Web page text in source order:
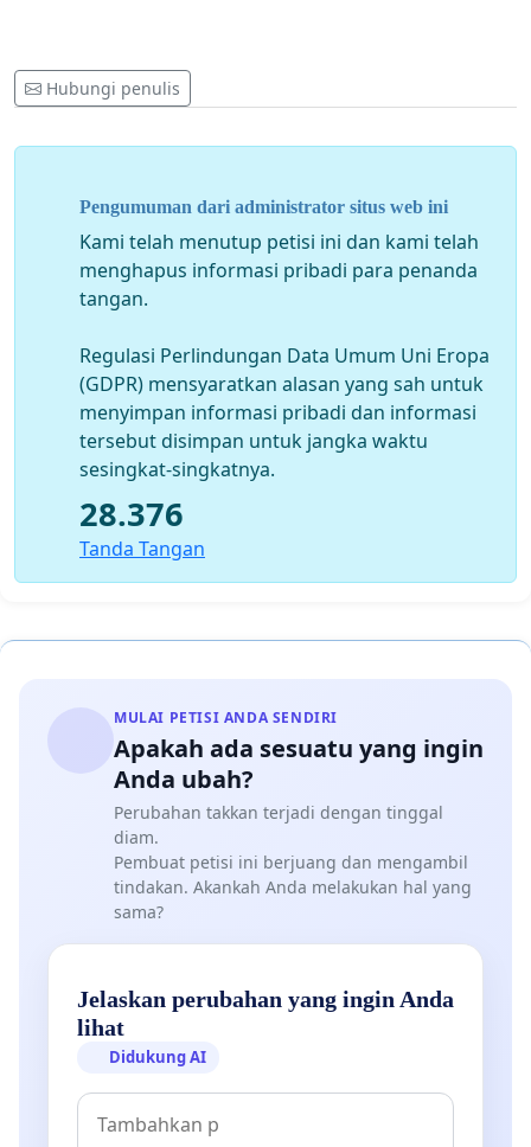
Hubungi penulis
Pengumuman dari administrator situs web ini
Kami telah menutup petisi ini dan kami telah
menghapus informasi pribadi para penanda
tangan.
Regulasi Perlindungan Data Umum Uni Eropa
(GDPR) mensyaratkan alasan yang sah untuk
menyimpan informasi pribadi dan informasi
tersebut disimpan untuk jangka waktu
sesingkat-singkatnya.
28.376
Tanda Tangan
MULAI PETISI ANDA SENDIRI
Apakah ada sesuatu yang ingin
Anda ubah?
Perubahan takkan terjadi dengan tinggal
diam.
Pembuat petisi ini berjuang dan mengambil
tindakan. Akankah Anda melakukan hal yang
sama?
Jelaskan perubahan yang ingin Anda
lihat
Didukung AI